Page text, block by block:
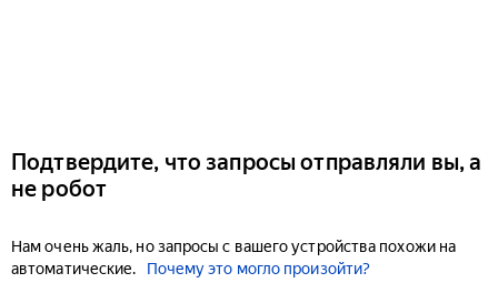
Подтвердите, что запросы отправляли вы, а
не робот
Нам очень жаль, но запросы с вашего устройства похожи на
автоматические.
Почему это могло произойти?